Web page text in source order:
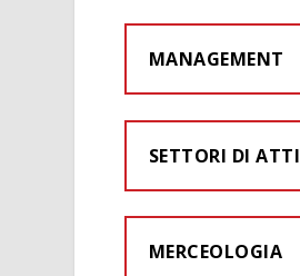
MANAGEMENT
SETTORI DI
MERCEOLOGIA